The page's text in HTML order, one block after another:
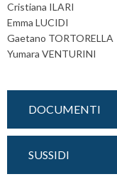
n
Cristiana ILARI
Emma LUCIDI
Gaetano TORTORELLA
Yumara VENTURINI
DOCUMENTI
SUSSIDI